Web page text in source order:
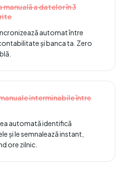
a datelor în 3
automat între
și banca ta. Zero
interminabile între
automată identifică
și le semnalează instant,
ore zilnic.